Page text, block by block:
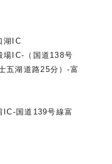
湖IC
場IC-（国道138号
五湖道路25分）-富
IC-国道139号線富